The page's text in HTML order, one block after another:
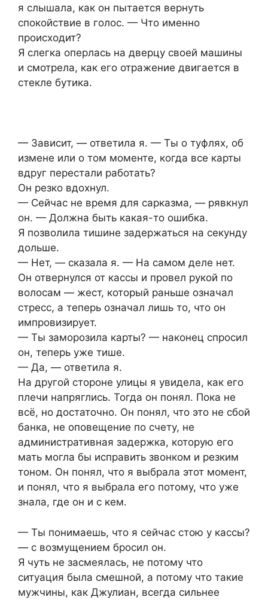
я слышала, как он пытается вернуть
спокойствие в голос. — Что именно
происходит?
Я слегка оперлась на дверцу своей машины
и смотрела, как его отражение двигается в
стекле бутика.
— Зависит, — ответила я. — Ты о туфлях, об
измене или о том моменте, когда все карты
вдруг перестали работать?
Он резко вдохнул.
— Сейчас не время для сарказма, — рявкнул
он. — Должна быть какая-то ошибка.
Я позволила тишине задержаться на секунду
дольше.
— Нет, — сказала я. — На самом деле нет.
Он отвернулся от кассы и провел рукой по
волосам — жест, который раньше означал
стресс, а теперь означал лишь то, что он
импровизирует.
— Ты заморозила карты? — наконец спросил
он, теперь уже тише.
— Да, — ответила я.
На другой стороне улицы я увидела, как его
плечи напряглись. Тогда он понял. Пока не
всё, но достаточно. Он понял, что это не сбой
банка, не оповещение по счету, не
административная задержка, которую его
мать могла бы исправить звонком и резким
тоном. Он понял, что я выбрала этот момент,
и понял, что я выбрала его потому, что уже
знала, где он и с кем.
— Ты понимаешь, что я сейчас стою у кассы?
— с возмущением бросил он.
Я чуть не засмеялась, не потому что
ситуация была смешной, а потому что такие
мужчины, как Джулиан, всегда сильнее